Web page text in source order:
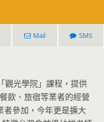
Mail SMS
觀光學院」課程，提供
飲、旅宿等業者的經營
者參加，今年更是擴大